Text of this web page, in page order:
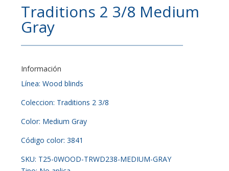
Traditions 2 3/8 Medium
Gray
Información
Línea: Wood blinds
Coleccion: Traditions 2 3/8
Color: Medium Gray
Código color: 3841
SKU: T25-0WOOD-TRWD238-MEDIUM-GRAY